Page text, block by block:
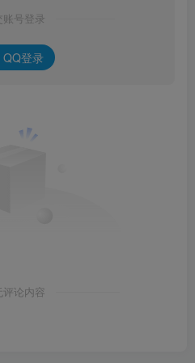
账号登录
QQ登录
评论内容